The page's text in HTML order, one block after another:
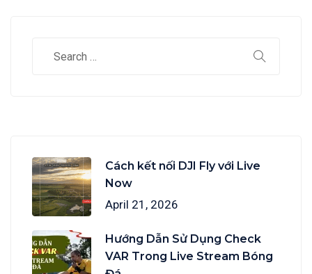
Cách kết nối DJI Fly với Live
Now
April 21, 2026
Hướng Dẫn Sử Dụng Check
VAR Trong Live Stream Bóng